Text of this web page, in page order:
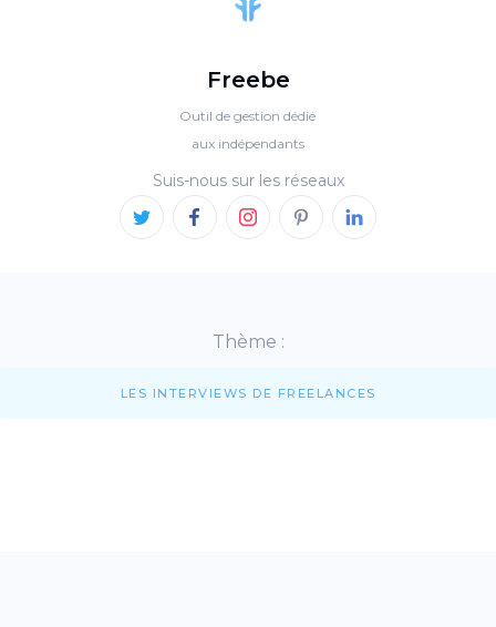
Freebe
Outil de gestion dédié
aux indépendants
Suis-nous sur les réseaux
Thème :
LES INTERVIEWS DE FREELANCES